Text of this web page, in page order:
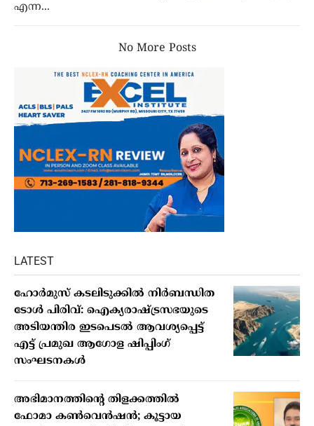
എന്ന...
No More Posts
LATEST
ഹോർമുസ് കടലിടുക്കിൽ നിർബന്ധിത
ടോൾ പിരിവ്: ഐക്യരാഷ്ട്രസഭയുടെ
അടിയന്തിര ഇടപെടൽ ആവശ്യപ്പെട്ട്
എട്ട് പ്രമുഖ ആഗോള ഷിപ്പിംഗ്
സംഘടനകൾ
അഭിമാനത്തിന്റെ തിളക്കത്തില്‍
ഫോമാ കണ്‍വെന്‍ഷന്‍; കൂട്ടായ